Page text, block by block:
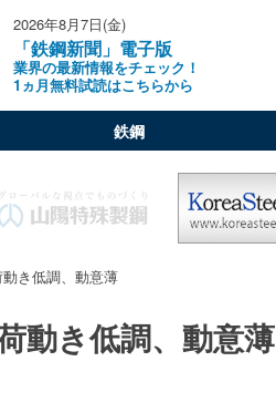
2026年8月7日(金)
「鉄鋼新聞」電子版
業界の最新情報をチェック！
1ヵ月無料試読はこちらから
鉄鋼
き低調、動意薄
動き低調、動意薄